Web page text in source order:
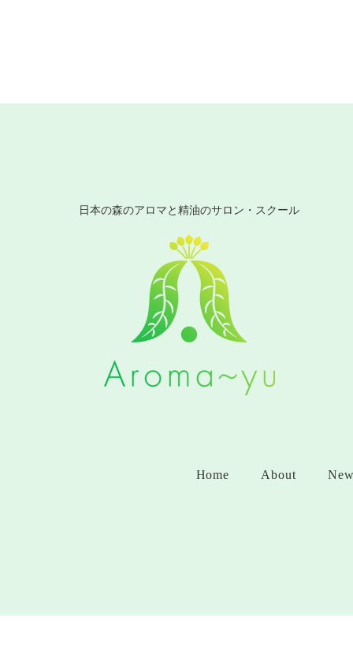
日本の森のアロマと精油のサロン・スクール
Home About